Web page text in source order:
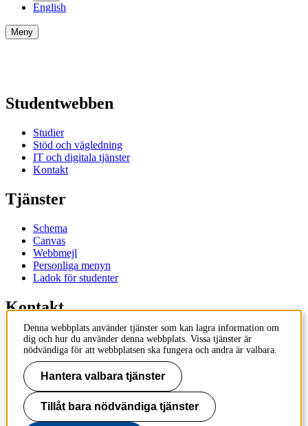
English
Meny
Studentwebben
Studier
Stöd och vägledning
IT och digitala tjänster
Kontakt
Tjänster
Schema
Canvas
Webbmejl
Personliga menyn
Ladok för studenter
Kontakt
Kontakta utbildningsprogram
Kontakta kurs
IT-support
KTH Entré
KTH
100 44 Stockholm
Denna webbplats använder tjänster som kan lagra information om
dig och hur du använder denna webbplats. Vissa tjänster är
nödvändiga för att webbplatsen ska fungera och andra är valbara.
Hantera valbara tjänster
Tillåt bara nödvändiga tjänster